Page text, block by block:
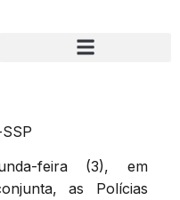
feira (3), em
as Polícias